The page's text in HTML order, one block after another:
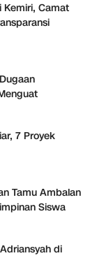
Kemiri, Camat
7 Proyek
Tamu Ambalan
Siswa
di